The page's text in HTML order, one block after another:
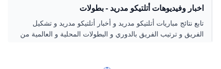
اخبار وفيديوهات أتلتيكو مدريد - بطولات
تابع نتائج مباريات أتلتيكو مدريد و أخبار أتلتيكو مدريد و تشكيل
الفريق و ترتيب الفريق بالدوري و البطولات المحلية و العالمية من